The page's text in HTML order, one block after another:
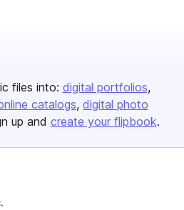
files into: digital portfolios
catalogs digital photo
up and create your flipbook.